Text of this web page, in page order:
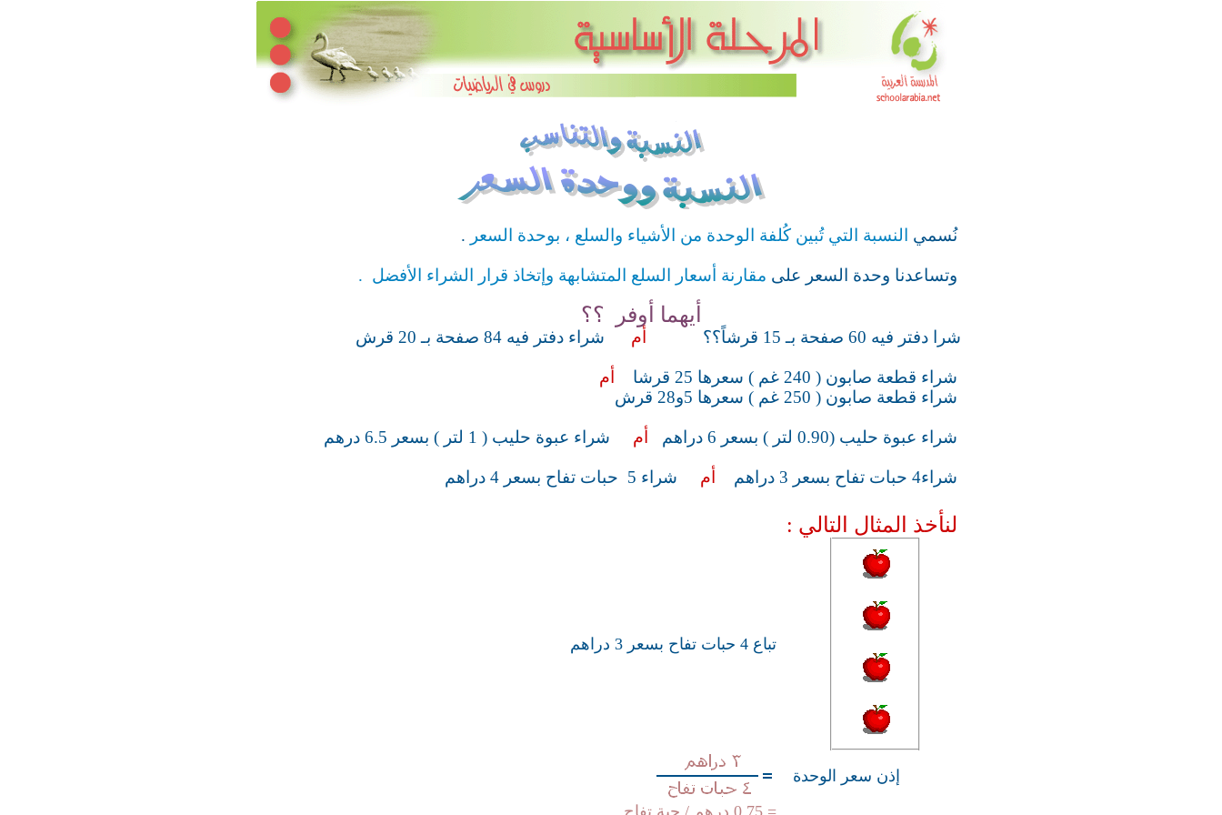
نُسمي النسبة التي تُبين كُلفة الوحدة من الأشياء والسلع ، بوحدة السعر .
وتساعدنا وحدة السعر على مقارنة أسعار السلع المتشابهة وإتخاذ قرار الشراء الأفضل .
أيهما أوفر ؟؟
شراء دفتر فيه 84 صفحة بـ 20 قرش أم
شراء قطعة صابون ( 240 غم ) سعرها 25 قرشا
أم
شراء قطعة صابون ( 250 غم ) سعرها 5و28 قرش
شراء عبوة حليب (0.90 لتر ) بسعر 6 دراهم أم شراء عبوة حليب ( 1 لتر ) بسعر 6.5 درهم
شراء4 حبات تفاح بسعر 3 دراهم أم شراء 5 حبات تفاح بسعر 4 دراهم
لنأخذ المثال التالي :
تباع 4 حبات تفاح بسعر 3 دراهم
= 0.75 درهم / حبة تفاح
إذن سعر الوحدة